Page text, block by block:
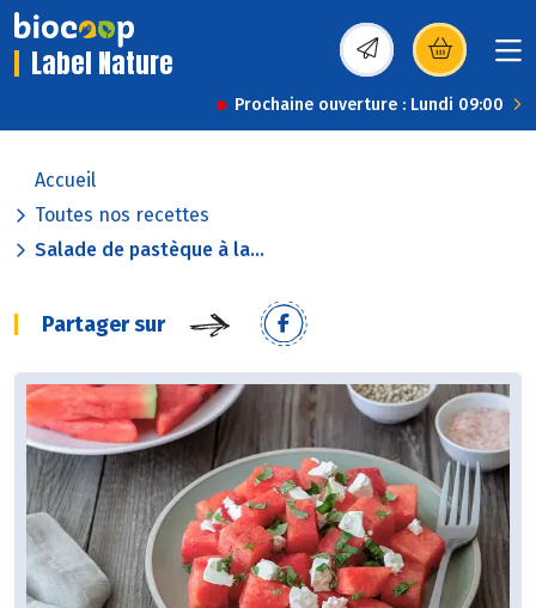
Label Nature (s’ouvre dans une
Prochaine ouverture : Lundi 09:00
Accueil
Toutes nos recettes
Salade de pastèque à la...
Partager sur